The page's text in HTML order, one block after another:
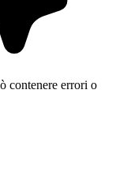
contenere errori o